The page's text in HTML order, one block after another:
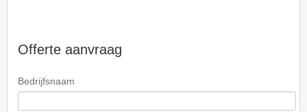
Offerte aanvraag
Bedrijfsnaam